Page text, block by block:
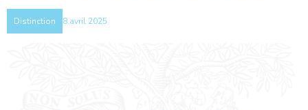
Distinction 8 avril 2025